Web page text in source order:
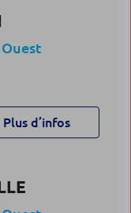
Plus d’infos